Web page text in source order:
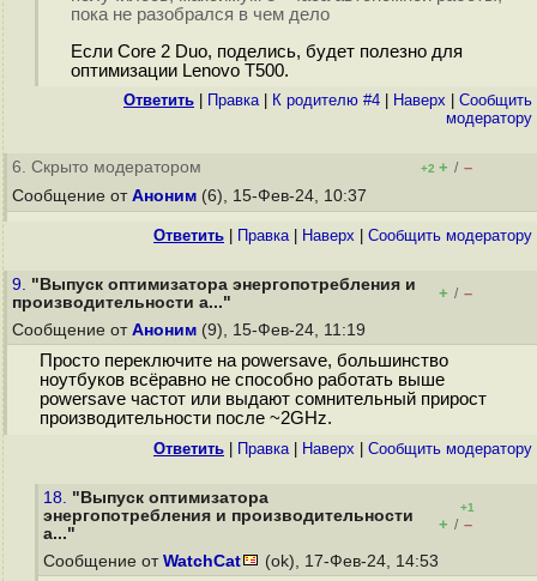
пока не разобрался в чем дело
Если Core 2 Duo, поделись, будет полезно для
оптимизации Lenovo T500.
Ответить Правка| К родителю #4 Наверх
Cообщить
модератору
6. Скрыто модератором +2 + / –
Сообщение от Аноним (6), 15-Фев-24, 10:37
Ответить Правка| Наверх Cообщить модератору
9. "Выпуск оптимизатора энергопотребления и
производительности a..."
+ / –
Сообщение от Аноним (9), 15-Фев-24, 11:19
Просто переключите на powersave, большинство
ноутбуков всёравно не способно работать выше
powersave частот или выдают сомнительный прирост
производительности после ~2GHz.
Ответить Правка| Наверх Cообщить модератору
18. "Выпуск оптимизатора
энергопотребления и производительности
a..."
+1
+ / –
Сообщение от WatchCat (ok), 17-Фев-24, 14:53